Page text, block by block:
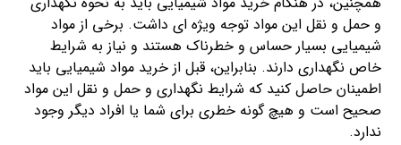
و حمل و نقل این مواد توجه ویژه ای داشت. برخی از مواد
شیمیایی بسیار حساس و خطرناک هستند و نیاز به شرایط
خاص نگهداری دارند. بنابراین، قبل از خرید مواد شیمیایی باید
اطمینان حاصل کنید که شرایط نگهداری و حمل و نقل این مواد
صحیح است و هیچ گونه خطری برای شما یا افراد دیگر وجود
ندارد.